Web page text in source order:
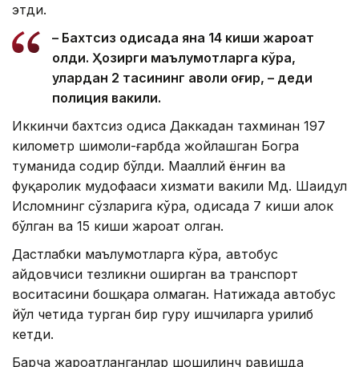
этди.
– Бахтсиз ҳодисада яна 14 киши жароҳат
олди. Ҳозирги маълумотларга кўра,
улардан 2 тасининг аҳволи оғир, – деди
полиция вакили.
Иккинчи бахтсиз ҳодиса Даккадан тахминан 197
километр шимоли-ғарбда жойлашган Богра
туманида содир бўлди. Маҳаллий ёнғин ва
фуқаролик мудофааси хизмати вакили Мд. Шаҳидул
Исломнинг сўзларига кўра, ҳодисада 7 киши ҳалок
бўлган ва 15 киши жароҳат олган.
Дастлабки маълумотларга кўра, автобус
ҳайдовчиси тезликни оширган ва транспорт
воситасини бошқара олмаган. Натижада автобус
йўл четида турган бир гуруҳ ишчиларга урилиб
кетди.
Барча жароҳатланганлар шошилинч равишда